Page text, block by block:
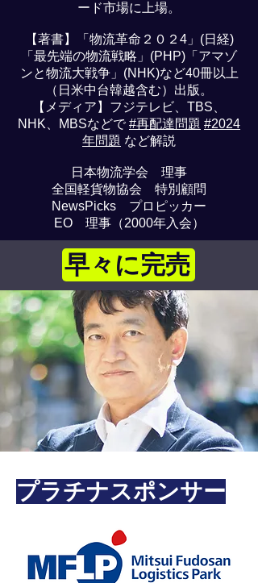
ード市場に上場。
【著書】「物流革命２０２4」(日経)
「最先端の物流戦略」(PHP)「アマゾ
ンと物流大戦争」(NHK)など40冊以上
（日米中台韓越含む）出版。
【メディア】フジテレビ、TBS、
NHK、MBSなどで#再配達問題 #2024
年問題 など解説
日本物流学会 理事
全国軽貨物協会 特別顧問
NewsPicks プロピッカー
EO 理事（2000年入会）
早々に完売
プラチナスポンサー